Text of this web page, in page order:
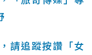
請追蹤按讚「女